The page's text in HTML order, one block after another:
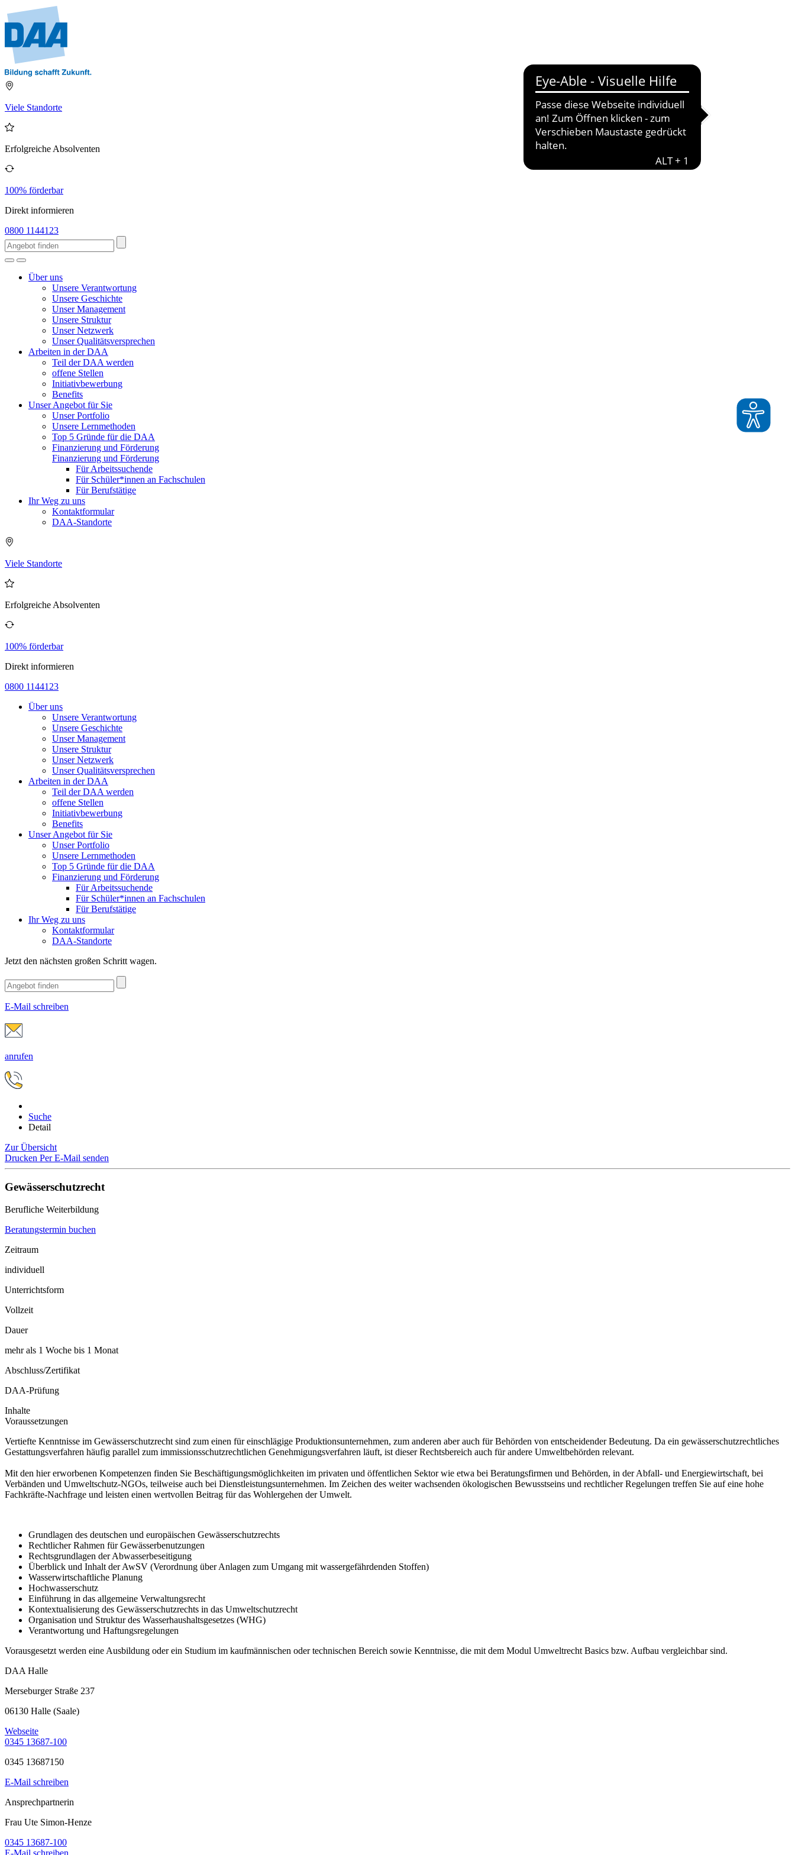
Viele Standorte
Erfolgreiche Absolventen
100% förderbar
Direkt informieren
0800 1144123
Über uns
Unsere Verantwortung
Unsere Geschichte
Unser Management
Unsere Struktur
Unser Netzwerk
Unser Qualitätsversprechen
Arbeiten in der DAA
Teil der DAA werden
offene Stellen
Initiativbewerbung
Benefits
Unser Angebot für Sie
Unser Portfolio
Unsere Lernmethoden
Top 5 Gründe für die DAA
Finanzierung und Förderung
Finanzierung und Förderung
Für Arbeitssuchende
Für Schüler*innen an Fachschulen
Für Berufstätige
Ihr Weg zu uns
Kontaktformular
DAA-Standorte
Viele Standorte
Erfolgreiche Absolventen
100% förderbar
Direkt informieren
0800 1144123
Über uns
Unsere Verantwortung
Unsere Geschichte
Unser Management
Unsere Struktur
Unser Netzwerk
Unser Qualitätsversprechen
Arbeiten in der DAA
Teil der DAA werden
offene Stellen
Initiativbewerbung
Benefits
Unser Angebot für Sie
Unser Portfolio
Unsere Lernmethoden
Top 5 Gründe für die DAA
Finanzierung und Förderung
Für Arbeitssuchende
Für Schüler*innen an Fachschulen
Für Berufstätige
Ihr Weg zu uns
Kontaktformular
DAA-Standorte
Jetzt den nächsten großen Schritt wagen.
E-Mail schreiben
anrufen
Suche
Detail
Zur Übersicht
Drucken Per E-Mail senden
Gewässerschutzrecht
Berufliche Weiterbildung
Beratungstermin buchen
Zeitraum
individuell
Unterrichtsform
Vollzeit
Dauer
mehr als 1 Woche bis 1 Monat
Abschluss/Zertifikat
DAA-Prüfung
Inhalte
Voraussetzungen
Vertiefte Kenntnisse im Gewässerschutzrecht sind zum einen für einschlägige Produktionsunternehmen, zum anderen aber auch für Behörden von entscheidender Bedeutung. Da ein gewässerschutzrechtliches
Gestattungsverfahren häufig parallel zum immissionsschutzrechtlichen Genehmigungsverfahren läuft, ist dieser Rechtsbereich auch für andere Umweltbehörden relevant.
Mit den hier erworbenen Kompetenzen finden Sie Beschäftigungsmöglichkeiten im privaten und öffentlichen Sektor wie etwa bei Beratungsfirmen und Behörden, in der Abfall- und Energiewirtschaft, bei
Verbänden und Umweltschutz-NGOs, teilweise auch bei Dienstleistungsunternehmen. Im Zeichen des weiter wachsenden ökologischen Bewusstseins und rechtlicher Regelungen treffen Sie auf eine hohe
Fachkräfte-Nachfrage und leisten einen wertvollen Beitrag für das Wohlergehen der Umwelt.
Grundlagen des deutschen und europäischen Gewässerschutzrechts
Rechtlicher Rahmen für Gewässerbenutzungen
Rechtsgrundlagen der Abwasserbeseitigung
Überblick und Inhalt der AwSV (Verordnung über Anlagen zum Umgang mit wassergefährdenden Stoffen)
Wasserwirtschaftliche Planung
Hochwasserschutz
Einführung in das allgemeine Verwaltungsrecht
Kontextualisierung des Gewässerschutzrechts in das Umweltschutzrecht
Organisation und Struktur des Wasserhaushaltsgesetzes (WHG)
Verantwortung und Haftungsregelungen
Vorausgesetzt werden eine Ausbildung oder ein Studium im kaufmännischen oder technischen Bereich sowie Kenntnisse, die mit dem Modul Umweltrecht Basics bzw. Aufbau vergleichbar sind.
DAA Halle
Merseburger Straße 237
06130 Halle (Saale)
Webseite
0345 13687-100
0345 13687150
E-Mail schreiben
Ansprechpartnerin
Frau Ute Simon-Henze
0345 13687-100